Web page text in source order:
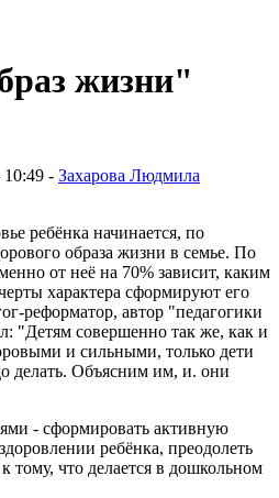
жизни"
- Захарова Людмила
ребёнка начинается, по
образа жизни в семье. По
от неё на 70% зависит, каким
характера сформируют его
реформатор, автор "педагогики
"Детям совершенно так же, как и
и сильными, только дети
делать. Объясним им, и. они
- сформировать активную
ребёнка, преодолеть
тому, что делается в дошкольном